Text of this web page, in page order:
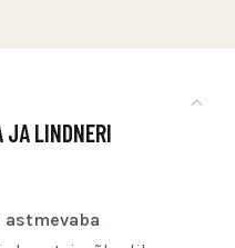
JA LINDNERI
astmevaba